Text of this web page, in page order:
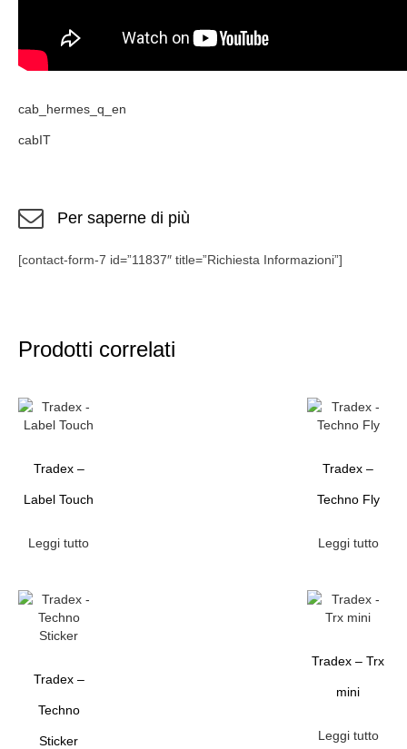
cab_hermes_q_en
cabIT
Per saperne di più
[contact-form-7 id=”11837″ title=”Richiesta Informazioni”]
Prodotti correlati
Tradex –
Label Touch
Leggi tutto
Tradex –
Techno Fly
Leggi tutto
Tradex –
Techno
Sticker
Tradex – Trx
mini
Leggi tutto